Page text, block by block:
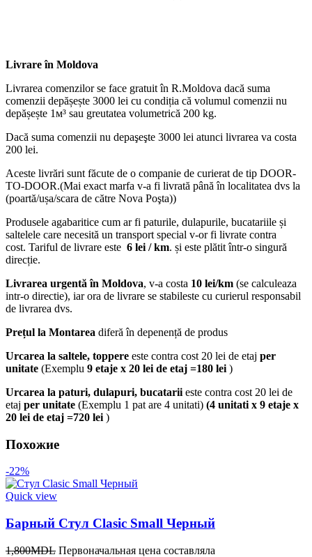
Livrare în Moldova
Livrarea comenzilor se face gratuit în R.Moldova dacă suma
comenzii depășește 3000 lei cu condiția că volumul comenzii nu
depășește 1м³ sau greutatea volumetrică 200 kg.
Dacă suma comenzii nu depaşeşte 3000 lei atunci livrarea va costa
200 lei.
Aceste livrări sunt făcute de o companie de curierat de tip DOOR-
TO-DOOR.(Mai exact marfa v-a fi livrată până în localitatea dvs la
(poartă/ușa/scara de către Nova Poşta))
Produsele agabaritice cum ar fi paturile, dulapurile, bucatariile și
saltelele care necesită un transport special v-or fi livrate contra
cost. Tariful de livrare este 6 lei / km. și este plătit într-o singură
direcție.
Livrarea urgentă în Moldova, v-a costa 10 lei/km (se calculeaza
intr-o directie), iar ora de livrare se stabileste cu curierul responsabil
de livrarea dvs.
Prețul la Montarea diferă în depenență de produs
Urcarea la saltele, toppere este contra cost 20 lei de etaj per
unitate (Exemplu 9 etaje x 20 lei de etaj =180 lei )
Urcarea la paturi, dulapuri, bucatarii este contra cost 20 lei de
etaj per unitate (Exemplu 1 pat are 4 unitati) (4 unitati x 9 etaje x
20 lei de etaj =720 lei )
Похожие
-22%
Quick view
Барный Стул Clasic Small Черный
1,800MDL Первоначальная цена составляла